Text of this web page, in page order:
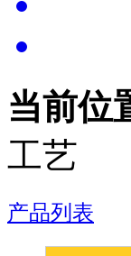
当前位
工艺
产品列表